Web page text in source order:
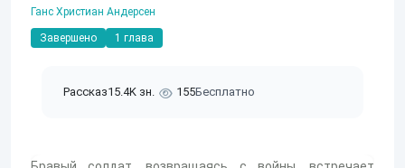
Ганс Христиан Андерсен
Завершено 1 глава
Рассказ15.4K зн. 155Бесплатно